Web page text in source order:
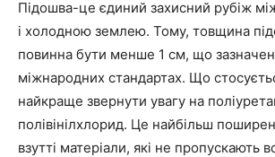
Підошва-це єдиний захисний рубіж
і холодною землею. Тому, товщина
повинна бути менше 1 см, що
міжнародних стандартах. Що
найкраще звернути увагу на
полівінілхлорид. Це найбільш
взутті матеріали, які не пропускають